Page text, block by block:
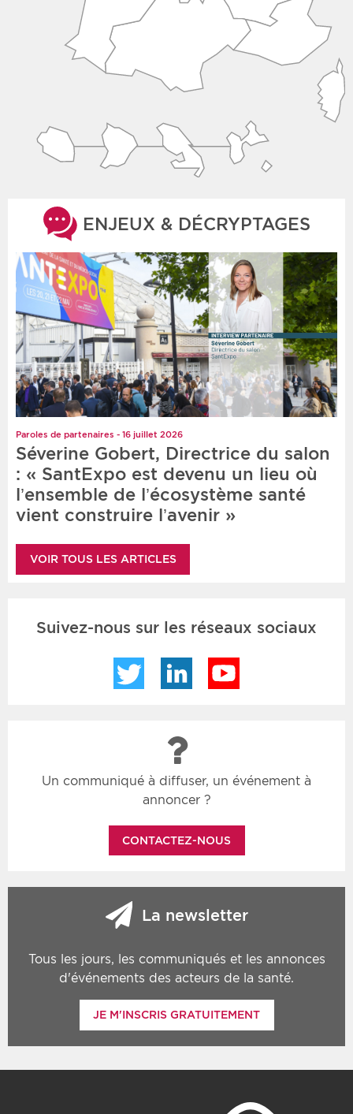
ENJEUX & DÉCRYPTAGES
Paroles de partenaires - 16 juillet 2026
Séverine Gobert, Directrice du salon
: « SantExpo est devenu un lieu où
l’ensemble de l’écosystème santé
vient construire l’avenir »
VOIR TOUS LES ARTICLES
Suivez-nous sur les réseaux sociaux
Twitter LinkedIn
Un communiqué à diffuser, un événement à
annoncer ?
CONTACTEZ-NOUS
La newsletter
Tous les jours, les communiqués et les annonces
d'événements des acteurs de la santé.
JE M'INSCRIS GRATUITEMENT